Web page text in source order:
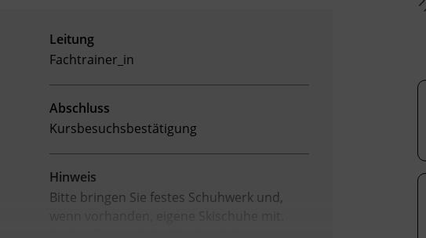
Leitung
Fachtrainer_in
Abschluss
Kursbesuchsbestätigung
Hinweis
Bitte bringen Sie festes Schuhwerk und,